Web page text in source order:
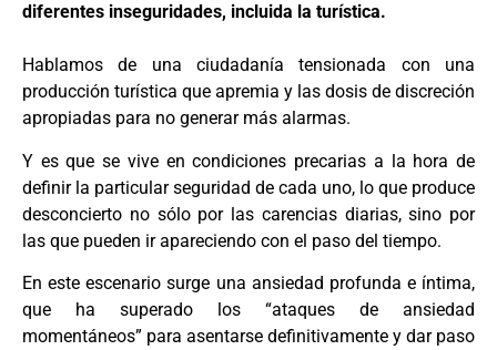
diferentes inseguridades, incluida la turística.
Hablamos de una ciudadanía tensionada con una
producción turística que apremia y las dosis de discreción
apropiadas para no generar más alarmas.
Y es que se vive en condiciones precarias a la hora de
definir la particular seguridad de cada uno, lo que produce
desconcierto no sólo por las carencias diarias, sino por
las que pueden ir apareciendo con el paso del tiempo.
En este escenario surge una ansiedad profunda e íntima,
que ha superado los “ataques de ansiedad
momentáneos” para asentarse definitivamente y dar paso